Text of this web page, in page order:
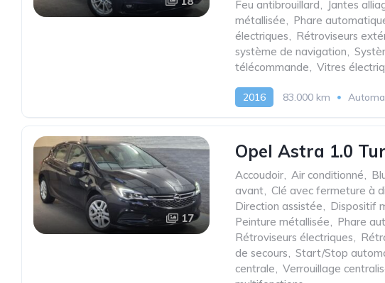
Feu antibrouillard, Jantes
métallisée, Phare
électriques, Rétroviseurs
système de navigation,
télécommande, Vitres
2016 83.000 km
17
Opel Astra 1.0
Accoudoir, Air conditionné,
avant, Clé avec fermeture à
Direction assistée, Dispositif
Peinture métallisée, Phare
Rétroviseurs électriques,
de secours, Start/Stop
centrale, Verrouillage